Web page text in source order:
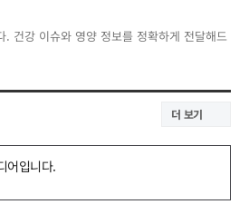
. 건강 이슈와 영양 정보를 정확하게 전달해드
더 보기